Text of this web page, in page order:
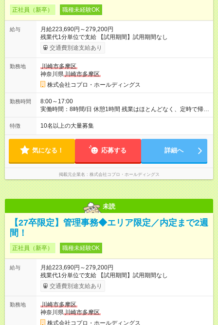
正社員（新卒） 職種未経験OK
給与
月給223,690円～279,200円
残業代1分単位で支給 【試用期間】試用期間なし
交通費別途支給あり
勤務地
川崎市多摩区
神奈川県川崎市多摩区
株式会社コプロ・ホールディングス
勤務時間
8:00～17:00
実働時間：8時間/日 休憩1時間 残業はほとんどなく、定時で帰れ
る日が多い働き方です。 毎日の業務は進捗管理や事務が中心な
ので、 「今日やるべき仕事」が終われば、自然と区切りをつけ
方を大切にしています。
特徴 10名以上の大量募集
気になる！ 応募する 詳細へ
掲載元企業名 株式会社コプロ・ホールディングス
未読
【27卒限定】管理事務◆エリア限定／内定まで2週
間！
正社員（新卒） 職種未経験OK
給与
月給223,690円～279,200円
残業代1分単位で支給 【試用期間】試用期間なし
交通費別途支給あり
勤務地
川崎市多摩区
神奈川県川崎市多摩区
株式会社コプロ・ホールディングス